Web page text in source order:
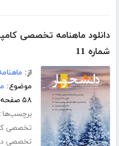
دانلود ماهنامه تخصصی
شماره 11
از:
موضوع:
۵۸ صفحه
برچسب‌ها:
تخصصی
تخصصی